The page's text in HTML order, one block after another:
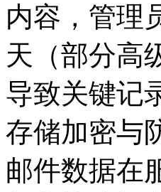
内容，管理
天（部分高
导致关键记
存储加密与
邮件数据在